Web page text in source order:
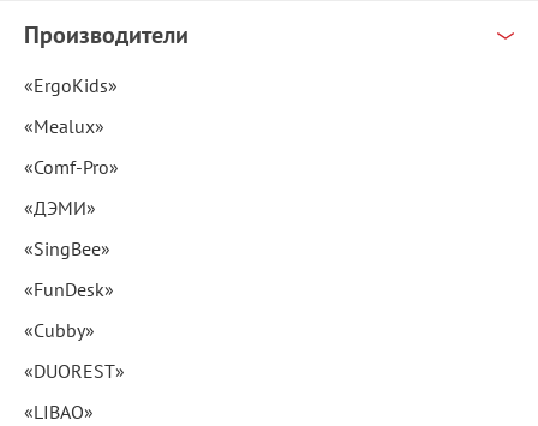
Производители
«ErgoKids»
«Mealux»
«Comf-Pro»
«ДЭМИ»
«SingBee»
«FunDesk»
«Cubby»
«DUOREST»
«LIBAO»